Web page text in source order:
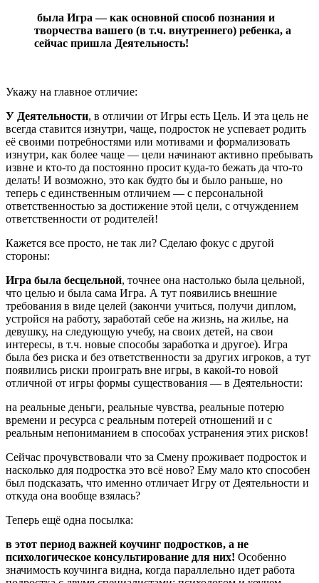
была Игра — как основной способ познания и
творчества вашего (в т.ч. внутреннего) ребенка, а
сейчас пришла Деятельность!
Укажу на главное отличие:
У Деятельности, в отличии от Игры есть Цель. И эта цель не
всегда ставится изнутри, чаще, подросток не успевает родить
её своими потребностями или мотивами и формализовать
изнутри, как более чаще — цели начинают активно пребывать
извне и кто-то да постоянно просит куда-то бежать да что-то
делать! И возможно, это как будто бы и было раньше, но
теперь с единственным отличием — с персональной
ответственностью за достижение этой цели, с отчуждением
ответственности от родителей!
Кажется все просто, не так ли? Сделаю фокус с другой
стороны:
Игра была бесцельной, точнее она настолько была цельной,
что целью и была сама Игра. А тут появились внешние
требования в виде целей (закончи учиться, получи диплом,
устройся на работу, заработай себе на жизнь, на жилье, на
девушку, на следующую учебу, на своих детей, на свои
интересы, в т.ч. новые способы заработка и другое). Игра
была без риска и без ответственности за других игроков, а тут
появились риски проиграть вне игры, в какой-то новой
отличной от игры формы существования — в Деятельности:
на реальные деньги, реальные чувства, реальные потерю
времени и ресурса с реальным потерей отношений и с
реальным непониманием в способах устранения этих рисков!
Сейчас прочувствовали что за Смену проживает подросток и
насколько для подростка это всё ново? Ему мало кто способен
был подсказать, что именно отличает Игру от Деятельности и
откуда она вообще взялась?
Теперь ещё одна посылка:
в этот период важней коучинг подростков, а не
психологическое консультирование для них! Особенно
значимость коучинга видна, когда параллельно идет работа